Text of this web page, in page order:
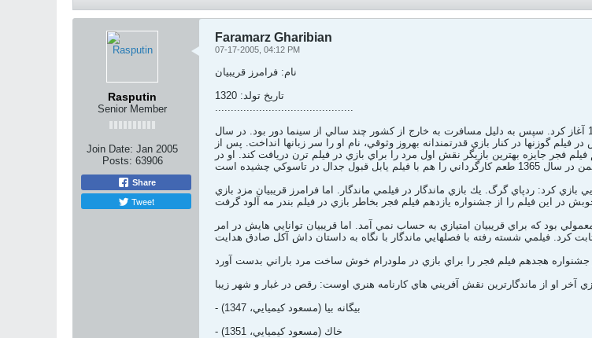
Rasputin
Senior Member
Join Date: Jan 2005
Posts: 63906
Share
Tweet
Faramarz Gharibian
07-17-2005, 04:12 PM
نام: فرامرز قريبيان
تاريخ تولد: 1320
............................................
فرامرز قريبيان بازي در سينما را با فيلم بيگانه بيا ساخته مسعود كيميايي در سال 1347 آغاز كرد. سپس به دليل مسافرت به خارج از كشور چند سالي از سينما دور بود. در سال
فيلم گوزنها در كنار بازي قدرتمندانه بهروز وثوقي، نام او را سر زبانها انداخت. پس از
جايزه بهترين بازيگر نقش اول مرد را براي بازي در فيلم ترن دريافت كند. او در
در فيلمي از مسعود كيميايي بازي كرد: ردپاي گرگ. يك بازي ماندگار در فيلمي ماندگار. اما فرامرز قريبيان مزد بازي
پليسي معمولي بود كه براي قريبيان امتيازي به حساب نمي آمد. اما قريبيان توانايي هايش در امر
آخر او از ماندگارترين نقش آفريني هاي كارنامه هنري اوست: رقص در غبار و شهر زيبا
- بيگانه بيا (مسعود كيميايي، 1347)
- خاك (مسعود كيميايي، 1351)